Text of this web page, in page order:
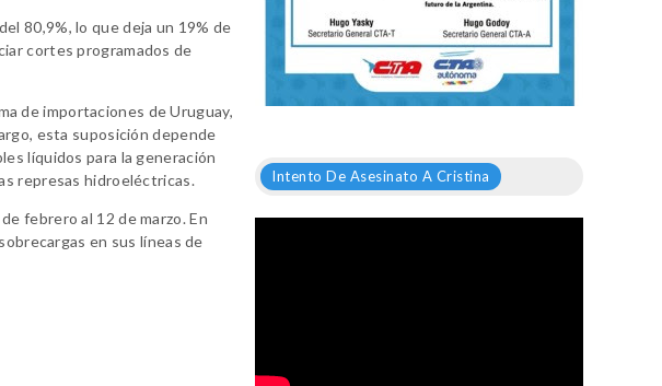
80,9%, lo que deja un 19% de
cortes programados de
de importaciones de Uruguay,
esta suposición depende
líquidos para la generación
represas hidroeléctricas.
febrero al 12 de marzo. En
en sus líneas de
Intento De Asesinato A Cristina